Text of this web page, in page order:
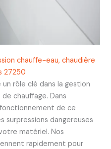
chauffe-eau, chaudière
27250
rôle clé dans la gestion
chauffage. Dans
de ce
dangereuses
matériel. Nos
rapidement pour